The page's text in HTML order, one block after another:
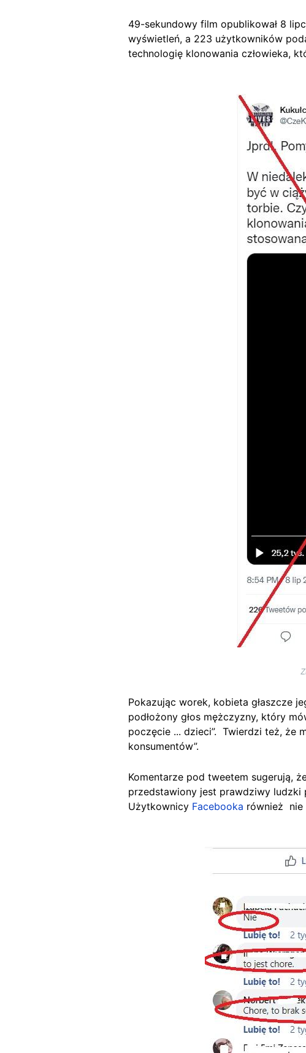
49-sekundowy film opublikował 8
wyświetleń, a 223 użytkowników
technologię klonowania człowieka,
Pokazując worek, kobieta głaszcze
podłożony głos mężczyzny, który
poczęcie ... dzieci”. Twierdzi też, że
konsumentów”.
Komentarze pod tweetem sugerują,
przedstawiony jest prawdziwy ludzki
Użytkownicy Facebooka również nie